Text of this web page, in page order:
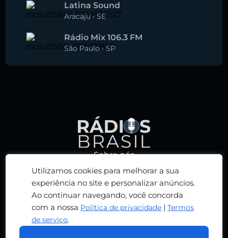
Utilizamos cookies para melhorar a sua
experiência no site e personalizar anúncios.
Ao continuar navegando, você concorda
com a nossa Política de privacidade |Termos
de serviço.
Latina Sound
Aracaju-SE
Rádio Mix 106.3 FM
São Paulo-SP
Sobre nós
Política de privacidade
Termos de serviço
Adicionar rádio
Contato
© 2026 RÁDIOS BRASIL. TODOS OS DIREITOS
RESERVADOS. DESENVOLVIDO PORRN DESIGN